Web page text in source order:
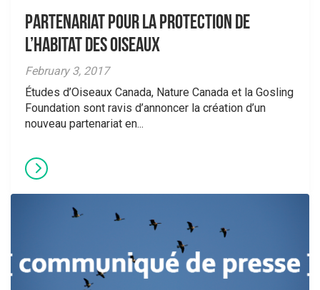
Partenariat pour la protection de
l’habitat des oiseaux
February 3, 2017
Études d’Oiseaux Canada, Nature Canada et la Gosling
Foundation sont ravis d’annoncer la création d’un
nouveau partenariat en...